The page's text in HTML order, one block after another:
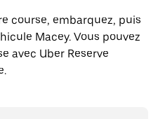
course, embarquez, puis
Macey. Vous pouvez
avec Uber Reserve